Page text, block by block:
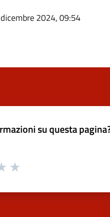
2024, 09:54
su questa